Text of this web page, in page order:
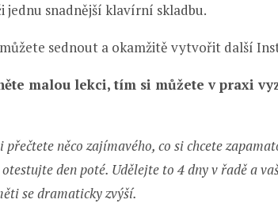
jednu snadnější klavírní skladbu.
sednout a okamžitě vytvořit další
malou lekci, tím si můžete v praxi
přečtete něco zajímavého, co si chcete
otestujte den poté. Udělejte to 4 dny v řadě a
se dramaticky zvýší.